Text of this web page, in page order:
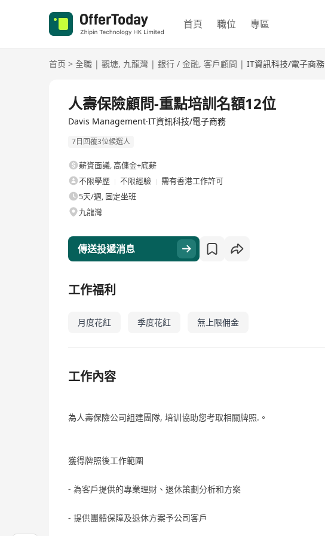
首頁 職位 專區
首页 > 全職 | 觀塘, 九龍灣 | 銀行 / 金融, 客戶顧問 | IT資訊科技/電子商務
人壽保險顧問-重點培訓名額12位
Davis Management·IT資訊科技/電子商務
7日回覆3位候選人
薪資面議,高傭金+底薪
不限學歷
不限經驗
需有香港工作許可
5天/週, 固定坐班
九龍灣
傳送投遞消息
工作福利
月度花紅 季度花紅 無上限佣金
工作內容
為人壽保險公司組建團隊, 培训協助您考取相關牌照.。
獲得牌照後工作範圍
- 為客戶提供的專業理財、退休策劃分析和方案
- 提供團體保障及退休方案予公司客戶